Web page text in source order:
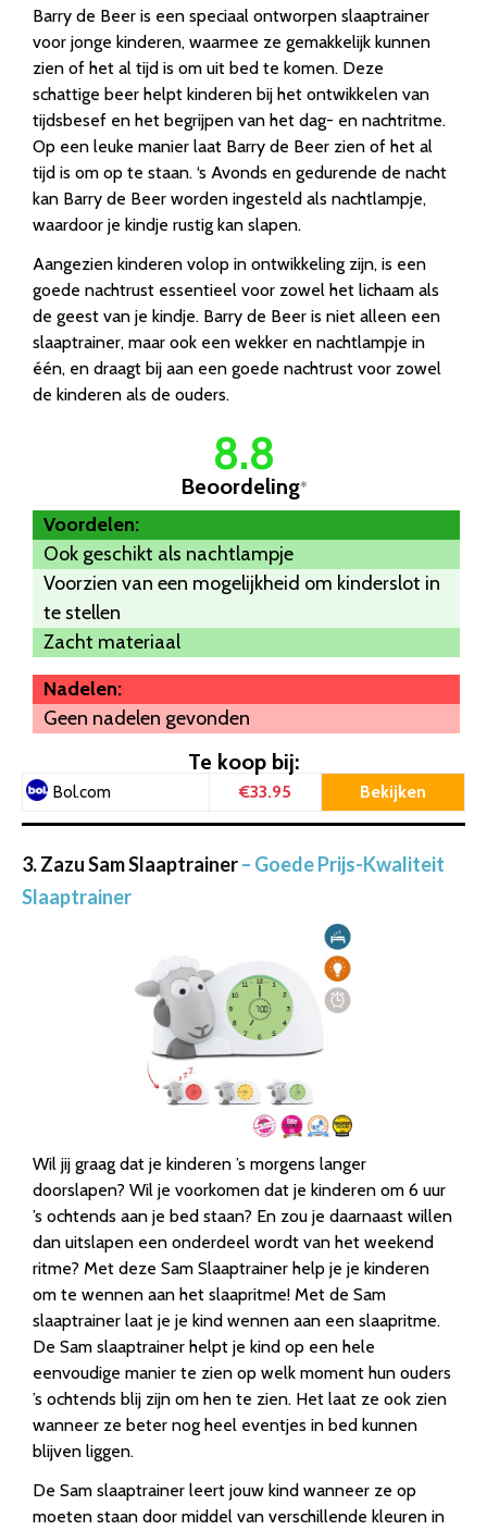
Barry de Beer is een speciaal ontworpen slaaptrainer
voor jonge kinderen, waarmee ze gemakkelijk kunnen
zien of het al tijd is om uit bed te komen. Deze
schattige beer helpt kinderen bij het ontwikkelen van
tijdsbesef en het begrijpen van het dag- en nachtritme.
Op een leuke manier laat Barry de Beer zien of het al
tijd is om op te staan. ‘s Avonds en gedurende de nacht
kan Barry de Beer worden ingesteld als nachtlampje,
waardoor je kindje rustig kan slapen.
Aangezien kinderen volop in ontwikkeling zijn, is een
goede nachtrust essentieel voor zowel het lichaam als
de geest van je kindje. Barry de Beer is niet alleen een
slaaptrainer, maar ook een wekker en nachtlampje in
één, en draagt bij aan een goede nachtrust voor zowel
de kinderen als de ouders.
8.8
Beoordeling*
Voordelen:
Ook geschikt als nachtlampje
Voorzien van een mogelijkheid om kinderslot in
te stellen
Zacht materiaal
Nadelen:
Geen nadelen gevonden
Te koop bij:
Bol.com €33.95 Bekijken
3. Zazu Sam Slaaptrainer– Goede Prijs-Kwaliteit
Slaaptrainer
Wil jij graag dat je kinderen ’s morgens langer
doorslapen? Wil je voorkomen dat je kinderen om 6 uur
’s ochtends aan je bed staan? En zou je daarnaast willen
dan uitslapen een onderdeel wordt van het weekend
ritme? Met deze Sam Slaaptrainer help je je kinderen
om te wennen aan het slaapritme! Met de Sam
slaaptrainer laat je je kind wennen aan een slaapritme.
De Sam slaaptrainer helpt je kind op een hele
eenvoudige manier te zien op welk moment hun ouders
’s ochtends blij zijn om hen te zien. Het laat ze ook zien
wanneer ze beter nog heel eventjes in bed kunnen
blijven liggen.
De Sam slaaptrainer leert jouw kind wanneer ze op
moeten staan door middel van verschillende kleuren in